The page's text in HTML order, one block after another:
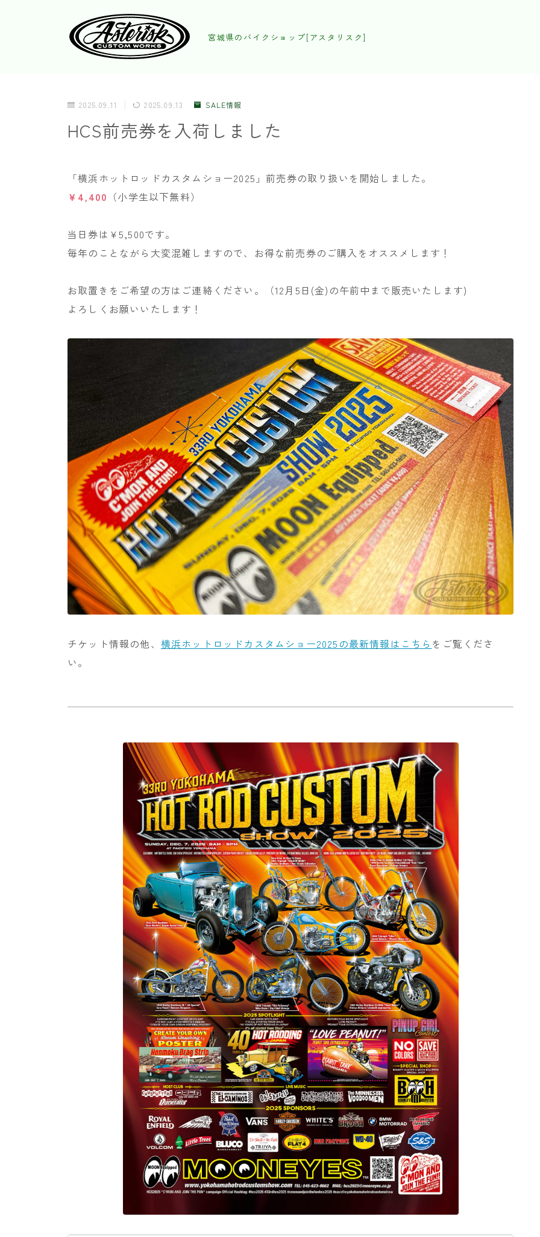
宮城県のバイクショップ[アスタリスク]
2025.09.11 2025.09.13 SALE情報
HCS前売券を入荷しました
「横浜ホットロッドカスタムショー2025」前売券の取り扱いを開始しました。
￥4,400 （小学生以下無料）
当日券は¥5,500です。
毎年のことながら大変混雑しますので、お得な前売券のご購入をオススメします！
お取置きをご希望の方はご連絡ください。（12月5日(金)の午前中まで販売いたします)
よろしくお願いいたします！
チケット情報の他、 横浜ホットロッドカスタムショー2025の最新情報はこちら をご覧くださ
い。